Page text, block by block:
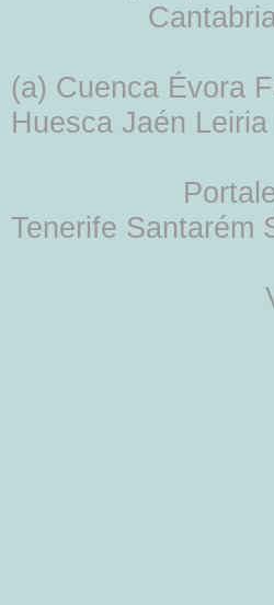
(a) Cuenca Évora
Huesca Jaén
Tenerife Santarém